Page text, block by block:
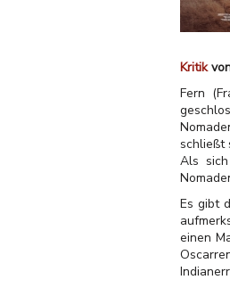
Kritik
Fern
schließt
Als
Es gibt
einen